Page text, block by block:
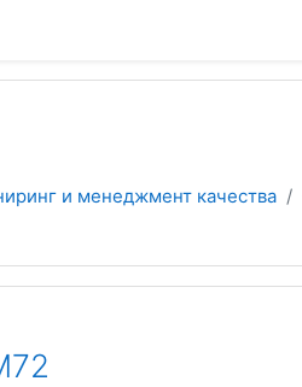
и менеджмент качества